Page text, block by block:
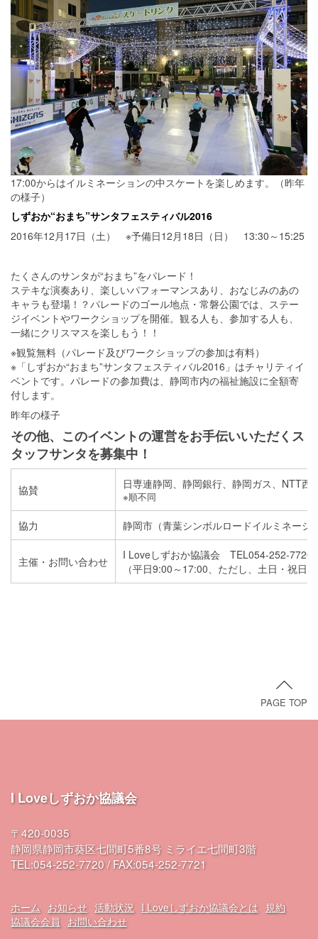
17:00からはイルミネーションの中スケートを楽しめます。（昨年
の様子）
しずおか“おまち”サンタフェスティバル2016
2016年12月17日（土） ※予備日12月18日（日） 13:30～15:25
たくさんのサンタが“おまち”をパレード！
ステキな演奏あり、楽しいパフォーマンスあり、おなじみのあの
キャラも登場！？パレードのゴール地点・常磐公園では、ステー
ジイベントやワークショップを開催。観る人も、参加する人も、
一緒にクリスマスを楽しもう！！
※観覧無料（パレード及びワークショップの参加は有料）
※「しずおか“おまち”サンタフェスティバル2016」はチャリティイ
ベントです。パレードの参加費は、静岡市内の福祉施設に全額寄
付します。
昨年の様子
その他、このイベントの運営をお手伝いいただくス
タッフサンタを募集中！
協賛 日専連静岡、静岡銀行、静岡ガス、NTT
※順不同
協力 静岡市（青葉シンボルロードイルミネーシ
主催・お問い合わせ
I Loveしずおか協議会 TEL054-252-7720
（平日9:00～17:00、ただし、土日・祝日
PAGE TOP
I Loveしずおか協議会
〒420-0035
静岡県静岡市葵区七間町5番8号 ミライエ七間町3階
TEL:054-252-7720 / FAX:054-252-7721
ホーム お知らせ 活動状況 I Loveしずおか協議会とは 規約
協議会会員 お問い合わせ